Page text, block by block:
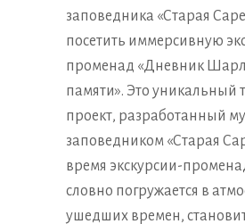
заповедника «Старая
посетить иммерсивную
променад «Дневник
памяти». Это уникальный
проект, разработанный
заповедником «Старая
время экскурсии-
словно погружается в
ушедших времен,